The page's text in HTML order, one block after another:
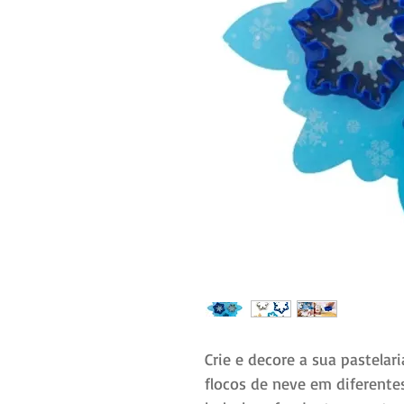
Crie e decore a sua
flocos de neve em